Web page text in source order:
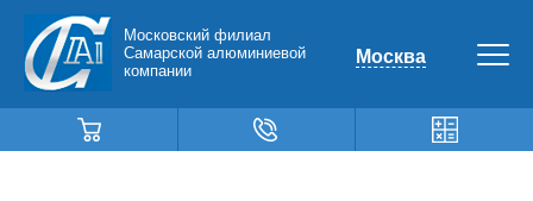
Московский филиал
Самарской алюминиевой
компании
Москва